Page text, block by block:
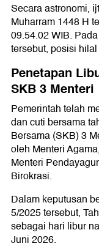
Secara astronomi,
Muharram 1448 H
09.54.02 WIB.
tersebut, posisi
Penetapan
SKB 3 Menteri
Pemerintah telah
dan cuti bersama
Bersama (SKB) 3
oleh Menteri
Menteri
Birokrasi.
Dalam keputusan
5/2025 tersebut,
sebagai hari libur
Juni 2026.